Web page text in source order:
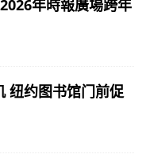
年時報廣場跨年
纽约图书馆门前促